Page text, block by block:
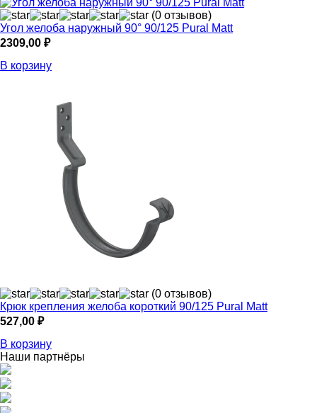
(0 отзывов)
Угол желоба наружный 90° 90/125 Pural Matt
2309,00 ₽
В корзину
(0 отзывов)
Крюк крепления желоба короткий 90/125 Pural Matt
527,00 ₽
В корзину
Наши партнёры